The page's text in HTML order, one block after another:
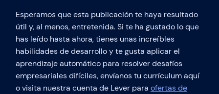
Esperamos que esta publicación te haya resultado
útil y, al menos, entretenida. Si te ha gustado lo que
has leído hasta ahora, tienes unas increíbles
habilidades de desarrollo y te gusta aplicar el
aprendizaje automático para resolver desafíos
empresariales difíciles, envíanos tu currículum aquí
o visita nuestra cuenta de Lever para ofertas de